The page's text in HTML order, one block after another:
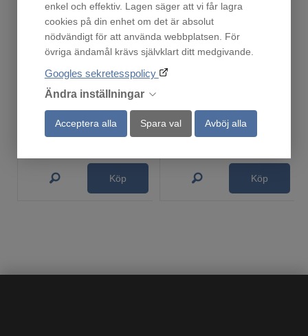
enkel och effektiv. Lagen säger att vi får lagra
cookies på din enhet om det är absolut
nödvändigt för att använda webbplatsen. För
övriga ändamål krävs självklart ditt medgivande.
Googles sekretesspolicy
Ändra inställningar
Acceptera alla Spara val Avböj alla
Grill Kamado XL
Finns i lager!
10 990 :-
Köp
499 :-
Köp